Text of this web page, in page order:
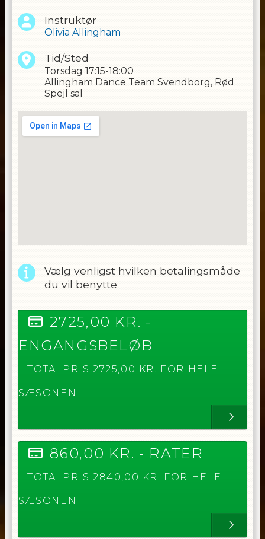
Instruktør
Olivia Allingham
Tid/Sted
Torsdag 17:15-18:00
Allingham Dance Team Svendborg, Rød
Spejl sal
Vælg venligst hvilken betalingsmåde
du vil benytte
2725,00 KR. -
ENGANGSBELØB
TOTALPRIS 2725,00 KR. FOR HELE
SÆSONEN
860,00 KR. - RATER
TOTALPRIS 2840,00 KR. FOR HELE
SÆSONEN